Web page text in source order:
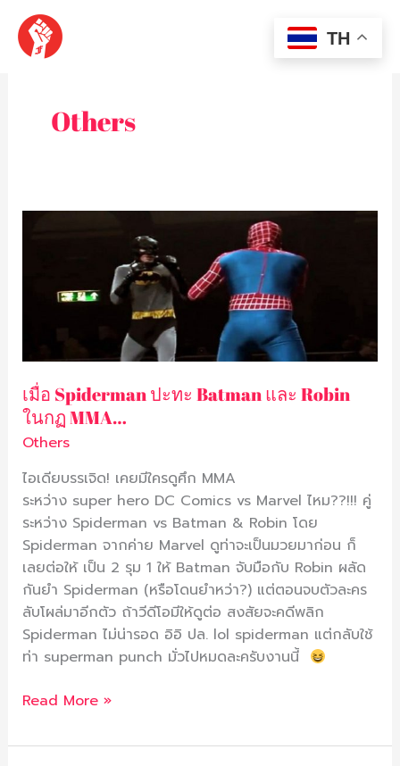
content
Others
เมื่อ Spiderman ปะทะ Batman และ Robin
ในกฏ MMA…
Others
ไอเดียบรรเจิด! เคยมีใครดูศึก MMA
ระหว่าง super hero DC Comics vs Marvel ไหม??!!! คู่
ระหว่าง Spiderman vs Batman & Robin โดย
Spiderman จากค่าย Marvel ดูท่าจะเป็นมวยมาก่อน ก็
เลยต่อให้ เป็น 2 รุม 1 ให้ Batman จับมือกับ Robin ผลัด
กันยำ Spiderman (หรือโดนยำหว่า?) แต่ตอนจบตัวละคร
ลับโผล่มาอีกตัว ถ้าวีดีโอมีให้ดูต่อ สงสัยจะคดีพลิก
Spiderman ไม่น่ารอด อิอิ ปล. lol spiderman แต่กลับใช้
ท่า superman punch มั่วไปหมดละครับงานนี้
Batman
ในกฏ
MMA…
Read More »
TH